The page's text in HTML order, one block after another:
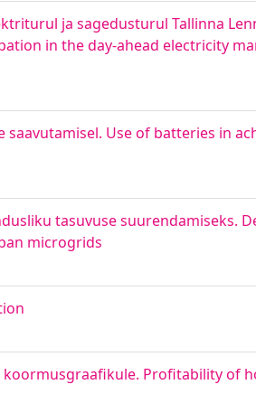
ja sagedusturul Tallinna
in the day-ahead electricity
Use of batteries in
tasuvuse suurendamiseks.
microgrids
Profitability of